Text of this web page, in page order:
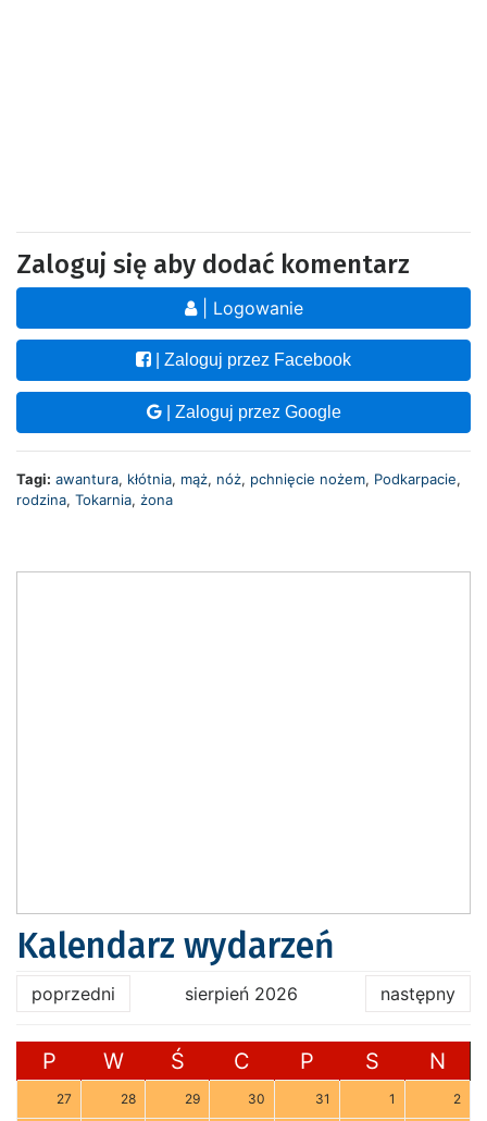
Zaloguj się aby dodać komentarz
| Logowanie
| Zaloguj przez Facebook
| Zaloguj przez Google
Tagi: awantura, kłótnia, mąż, nóż, pchnięcie nożem, Podkarpacie,
rodzina, Tokarnia, żona
Kalendarz wydarzeń
poprzedni sierpień 2026 następny
P W Ś C P S N
27 28 29 30 31 1 2